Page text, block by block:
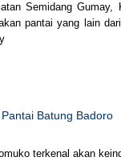
Semidang Gumay,
pantai yang lain
Pantai Batung Badoro
terkenal akan